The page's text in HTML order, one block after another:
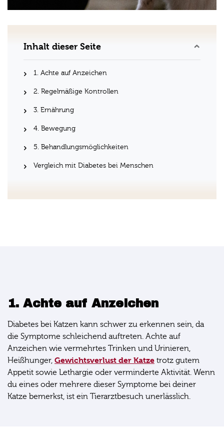
Inhalt dieser Seite
1. Achte auf Anzeichen
2. Regelmäßige Kontrollen
3. Ernährung
4. Bewegung
5. Behandlungsmöglichkeiten
Vergleich mit Diabetes bei Menschen
1. Achte auf Anzeichen
Diabetes bei Katzen kann schwer zu erkennen sein, da
die Symptome schleichend auftreten. Achte auf
Anzeichen wie vermehrtes Trinken und Urinieren,
Heißhunger, Gewichtsverlust der Katze trotz gutem
Appetit sowie Lethargie oder verminderte Aktivität. Wenn
du eines oder mehrere dieser Symptome bei deiner
Katze bemerkst, ist ein Tierarztbesuch unerlässlich.